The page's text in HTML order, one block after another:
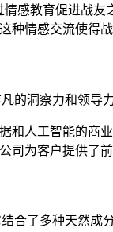
感教育促进战
种情感交流使得
的洞察力和领导
和人工智能的商
司为客户提供了
合了多种天然成